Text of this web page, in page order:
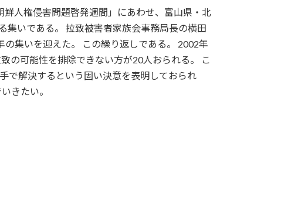
人権侵害問題啓発週間」にあわせ、富山県・北
いである。 拉致被害者家族会事務局長の横田
集いを迎えた。 この繰り返しである。 2002年
の可能性を排除できない方が20人おられる。 こ
で解決するという固い決意を表明しておられ
きたい。